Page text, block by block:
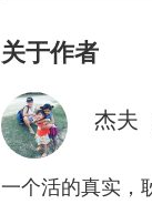
关于作者
杰夫
一个活的真实，